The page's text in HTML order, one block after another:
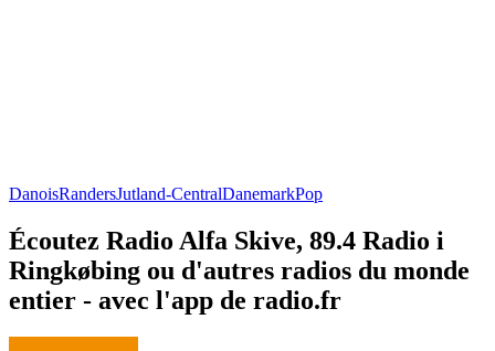
DanoisRandersJutland-CentralDanemarkPop
Écoutez Radio Alfa Skive, 89.4 Radio i
Ringkøbing ou d'autres radios du monde
entier - avec l'app de radio.fr